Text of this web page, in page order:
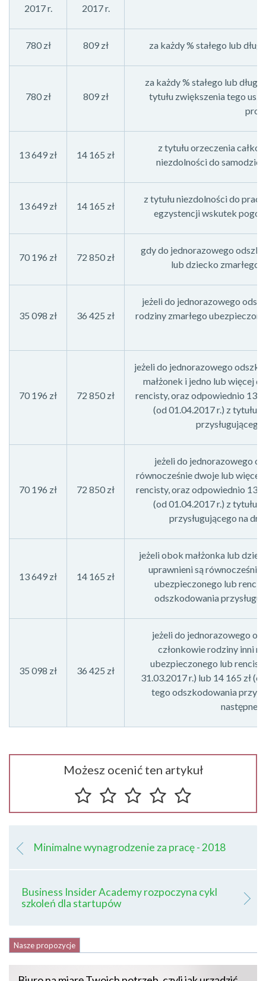
2017 r.
2017 r.
780 zł 809 zł za każdy % stałego lub
780 zł 809 zł
za każdy % stałego lub
tytułu zwiększenia tego
13 649 zł 14 165 zł
z tytułu orzeczenia
niezdolności do
13 649 zł 14 165 zł
z tytułu niezdolności do
egzystencji wskutek
70 196 zł 72 850 zł
gdy do jednorazowego
lub dziecko zmarłego
35 098 zł 36 425 zł
jeżeli do jednorazowego
rodziny zmarłego
70 196 zł 72 850 zł
jeżeli do jednorazowego
małżonek i jedno lub więcej
rencisty, oraz odpowiednio 13
(od 01.04.2017 r.) z tytułu
70 196 zł 72 850 zł
jeżeli do jednorazowego
równocześnie dwoje lub więcej
rencisty, oraz odpowiednio 13
(od 01.04.2017 r.) z tytułu
przysługującego na
13 649 zł 14 165 zł
jeżeli obok małżonka lub
uprawnieni są równocześnie
ubezpieczonego lub
odszkodowania
35 098 zł 36 425 zł
jeżeli do jednorazowego
członkowie rodziny inni
ubezpieczonego lub
31.03.2017 r.) lub 14 165 zł
tego odszkodowania
Możesz ocenić ten artykuł
Minimalne wynagrodzenie za pracę - 2018
Business Insider Academy rozpoczyna cykl
szkoleń dla startupów
Nasze propozycje